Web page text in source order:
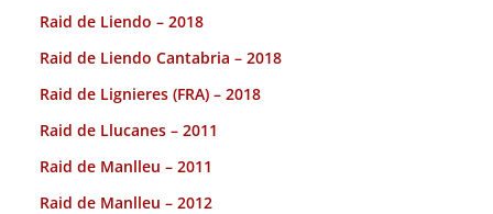
Raid de Liendo – 2018
Raid de Liendo Cantabria – 2018
Raid de Lignieres (FRA) – 2018
Raid de Llucanes – 2011
Raid de Manlleu – 2011
Raid de Manlleu – 2012